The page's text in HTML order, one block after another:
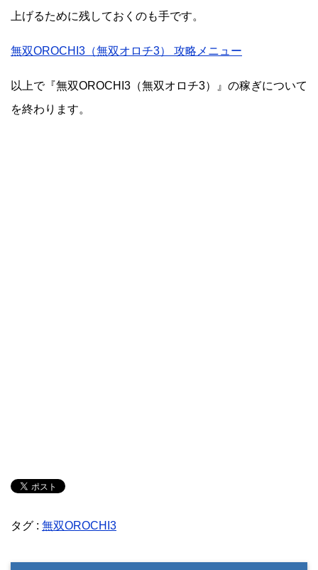
上げるために残しておくのも手です。
無双OROCHI3（無双オロチ3） 攻略メニュー
以上で『無双OROCHI3（無双オロチ3）』の稼ぎについて
を終わります。
タグ : 無双OROCHI3